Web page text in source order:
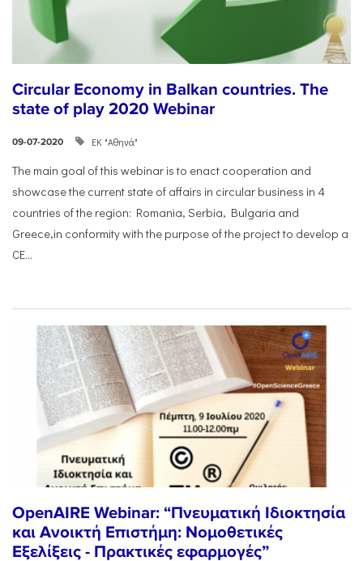
Circular Economy in Balkan countries. The
state of play 2020 Webinar
09-07-2020 ΕΚ "Αθηνά"
The main goal of this webinar is to enact cooperation and
showcase the current state of affairs in circular business in 4
countries of the region: Romania, Serbia, Bulgaria and
Greece,in conformity with the purpose of the project to develop a
CE...
OpenAIRE Webinar: “Πνευματική Ιδιοκτησία
και Ανοικτή Επιστήμη: Νομοθετικές
Εξελίξεις - Πρακτικές εφαρμογές”